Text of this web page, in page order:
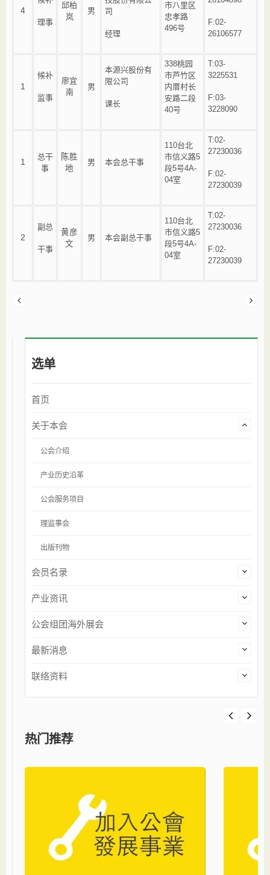
4
理事
邱柏
岚
男
司
经理
市八里区
忠孝路
496号
F:02-
26106577
1
候补
监事
廖宜
南
男
本源兴股份有
限公司
课长
338桃园
市芦竹区
内厝村长
安路二段
40号
T:03-
3225531
F:03-
3228090
1
总干
事
陈胜
地
男 本会总干事
110台北
市信义路5
段5号4A-
04室
T:02-
27230036
F:02-
27230039
2
副总
干事
黄彦
文
男 本会副总干事
110台北
市信义路5
段5号4A-
04室
T:02-
27230036
F:02-
27230039
选单
首页
关于本会
公会介绍
产业历史沿革
公会服务项目
理监事会
出版刊物
会员名录
产业资讯
公会组团海外展会
最新消息
联络资料
热门推荐